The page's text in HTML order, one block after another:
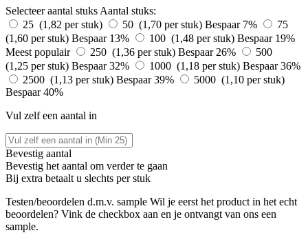
Selecteer aantal stuks Aantal stuks:
25 (1,82 per stuk)
50 (1,70 per stuk) Bespaar 7%
75
(1,60 per stuk) Bespaar 13% 100 (1,48 per stuk) Bespaar 19%
Meest populair
250 (1,36 per stuk) Bespaar 26%
500
(1,25 per stuk) Bespaar 32% 1000 (1,18 per stuk) Bespaar 36%
2500 (1,13 per stuk) Bespaar 39%
5000 (1,10 per stuk)
Bespaar 40%
Vul zelf een aantal in
Bevestig aantal
Bevestig het aantal om verder te gaan
Bij extra betaalt u slechts per stuk
Testen/beoordelen d.m.v. sample Wil je eerst het product in het echt
beoordelen? Vink de checkbox aan en je ontvangt van ons een
sample.